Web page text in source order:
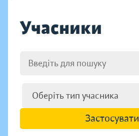
Учасники
Застосувати